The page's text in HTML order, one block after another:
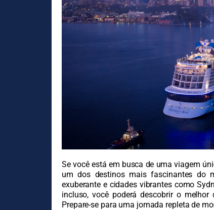
Se você está em busca de uma viagem
um dos destinos mais fascinantes do
exuberante e cidades vibrantes como
incluso, você poderá descobrir o
Prepare-se para uma jornada repleta de